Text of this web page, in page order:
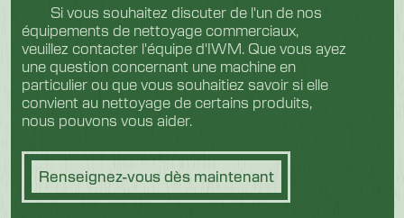
Si vous souhaitez discuter de l'un de nos
équipements de nettoyage commerciaux,
veuillez contacter l'équipe d'IWM. Que vous ayez
une question concernant une machine en
particulier ou que vous souhaitiez savoir si elle
convient au nettoyage de certains produits,
nous pouvons vous aider.
Renseignez-vous dès maintenant